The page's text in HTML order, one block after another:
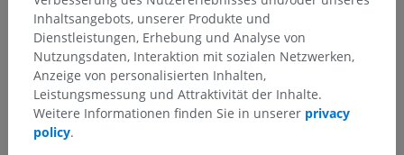
Inhaltsangebots, unserer Produkte und
Dienstleistungen, Erhebung und Analyse von
Nutzungsdaten, Interaktion mit sozialen Netzwerken,
Anzeige von personalisierten Inhalten,
Leistungsmessung und Attraktivität der Inhalte.
Weitere Informationen finden Sie in unserer privacy
policy.